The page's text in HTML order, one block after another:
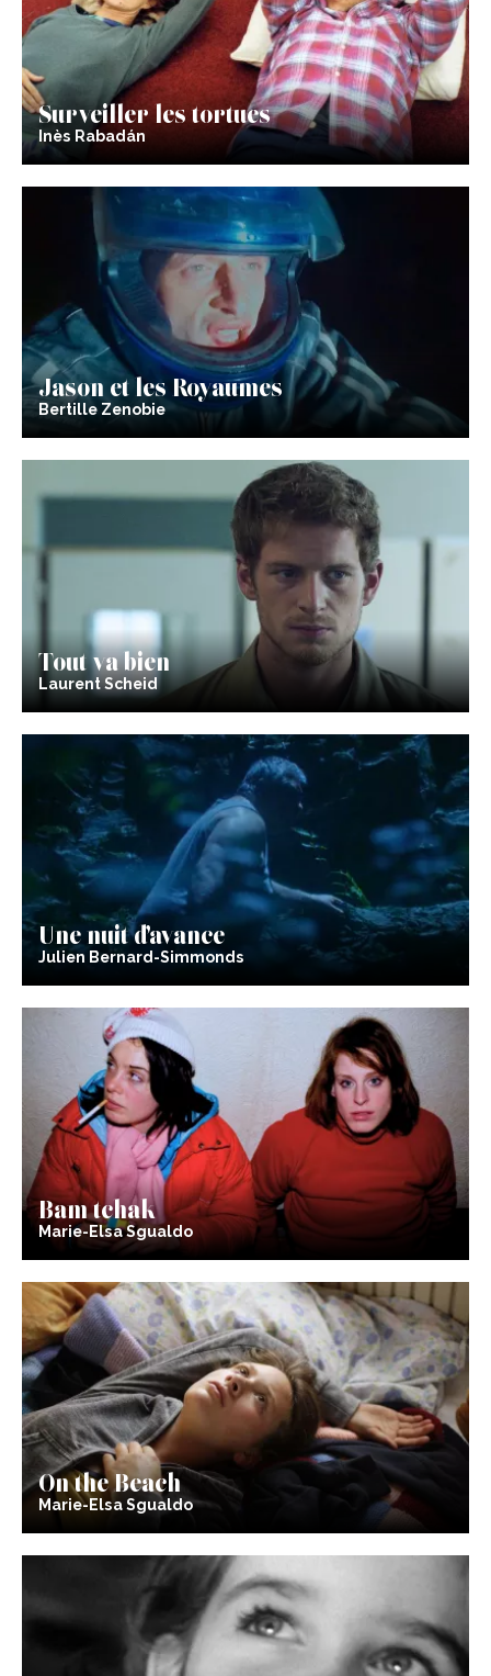
Surveiller les tortues
Inès Rabadán
Jason et les Royaumes
Bertille Zenobie
Tout va bien
Laurent Scheid
Une nuit d’avance
Julien Bernard-Simmonds
Bam tchak
Marie-Elsa Sgualdo
On the Beach
Marie-Elsa Sgualdo